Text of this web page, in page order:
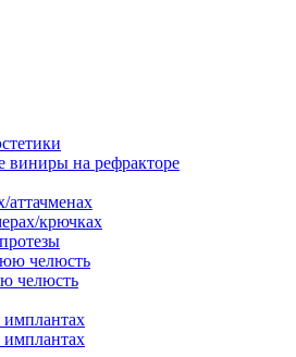
виниры на рефракторе
аттачменах
крючках
челюсть
челюсть
имплантах
имплантах